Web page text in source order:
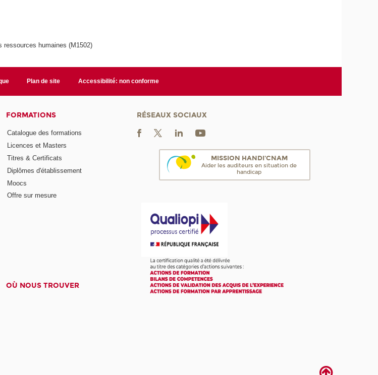
ressources humaines (M1502)
Plan de site Accessibilité: non conforme
FORMATIONS
Catalogue des formations
Licences et Masters
Titres & Certificats
Diplômes d'établissement
Moocs
Offre sur mesure
OÙ NOUS TROUVER
RÉSEAUX SOCIAUX
MISSION HANDI'CNAM
Aider les auditeurs en situation de
handicap